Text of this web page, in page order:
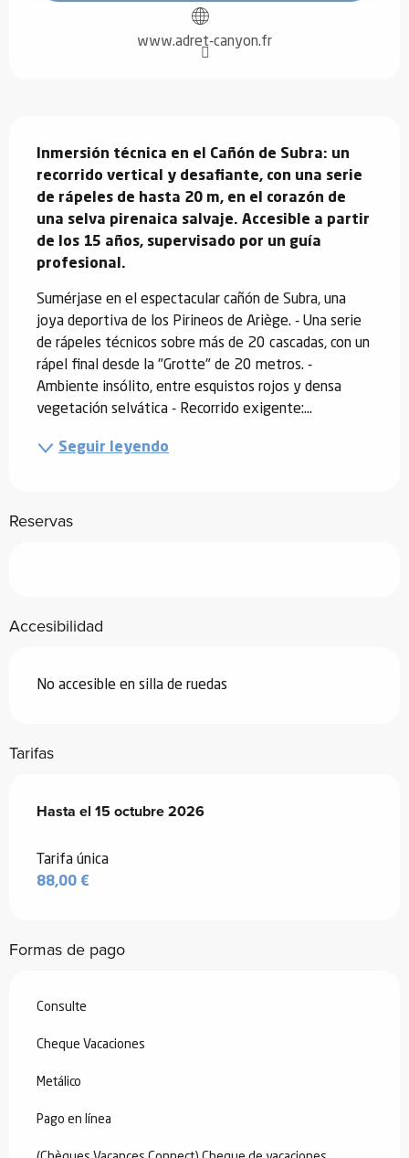
www.adret-canyon.fr
Inmersión técnica en el Cañón de Subra: un
recorrido vertical y desafiante, con una serie
de rápeles de hasta 20 m, en el corazón de
una selva pirenaica salvaje. Accesible a partir
de los 15 años, supervisado por un guía
profesional.
Sumérjase en el espectacular cañón de Subra, una
joya deportiva de los Pirineos de Ariège. - Una serie
de rápeles técnicos sobre más de 20 cascadas, con un
rápel final desde la "Grotte" de 20 metros. -
Ambiente insólito, entre esquistos rojos y densa
vegetación selvática - Recorrido exigente:...
Seguir leyendo
Reservas
Accesibilidad
No accesible en silla de ruedas
Tarifas
Desde 20 julio 2026hasta
Hasta el 15 octubre 2026
Tarifa única
88,00 €
Formas de pago
Consulte
Cheque Vacaciones
Metálico
Pago en línea